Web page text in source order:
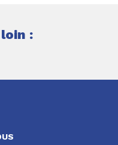
: